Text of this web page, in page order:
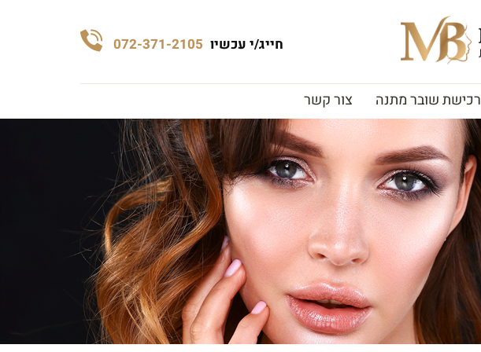
חייג/י עכשיו 072-371-2105
רכישת שובר מתנה צור קשר